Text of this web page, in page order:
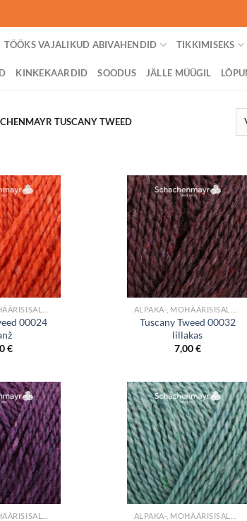
TÖÖKS VAJALIKUD ABIVAHENDID TIKKIMISEKS
KINKEKAARDID SOODUS JÄLLE MÜÜGIL
TUSCANY TWEED
00024
€
+
Tuscany Tweed 00032
lillakas
7,00€
+